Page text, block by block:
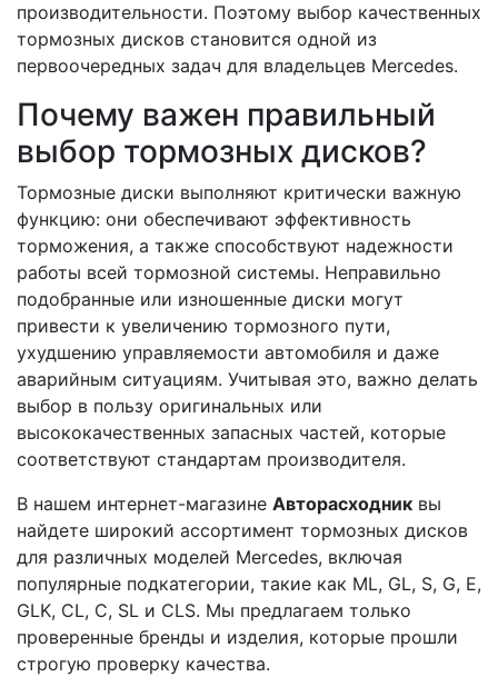
производительности. Поэтому выбор качественных
тормозных дисков становится одной из
первоочередных задач для владельцев Mercedes.
Почему важен правильный
выбор тормозных дисков?
Тормозные диски выполняют критически важную
функцию: они обеспечивают эффективность
торможения, а также способствуют надежности
работы всей тормозной системы. Неправильно
подобранные или изношенные диски могут
привести к увеличению тормозного пути,
ухудшению управляемости автомобиля и даже
аварийным ситуациям. Учитывая это, важно делать
выбор в пользу оригинальных или
высококачественных запасных частей, которые
соответствуют стандартам производителя.
В нашем интернет-магазине Авторасходник вы
найдете широкий ассортимент тормозных дисков
для различных моделей Mercedes, включая
популярные подкатегории, такие как ML, GL, S, G, E,
GLK, CL, C, SL и CLS. Мы предлагаем только
проверенные бренды и изделия, которые прошли
строгую проверку качества.